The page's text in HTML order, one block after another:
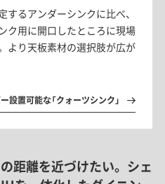
る​アンダーシンクに​比べ、​
ク用に開口した​ところに​現場
より​天板​素材の​選択肢が​広が
設置可能な「クォーツシンク」
距離を近づけたい。シェ